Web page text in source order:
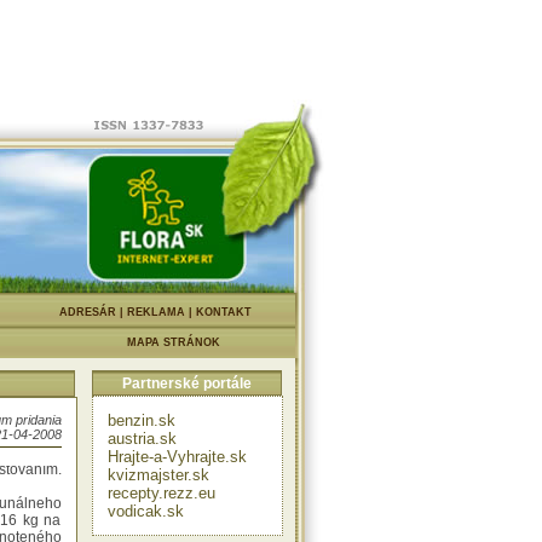
ADRESÁR REKLAMA KONTAKT
MAPA STRÁNOK
pridania
04-2008
oznámte
styk s
stalo
vzniklo
odpadu
kg na
Partnerské portále
benzin.sk
austria.sk
Hrajte-a-Vyhrajte.sk
kvizmajster.sk
recepty.rezz.eu
vodicak.sk